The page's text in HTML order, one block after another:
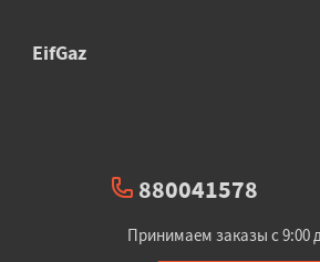
EifGaz
880041578
Принимаем заказы с 9:00